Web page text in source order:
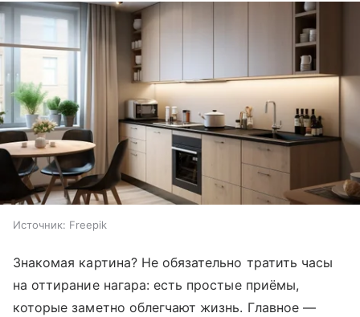
Источник: Freepik
Знакомая картина? Не обязательно тратить часы
на оттирание нагара: есть простые приёмы,
которые заметно облегчают жизнь. Главное —